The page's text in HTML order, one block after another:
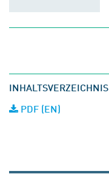
INHALTSVERZEICHNIS
PDF (EN)